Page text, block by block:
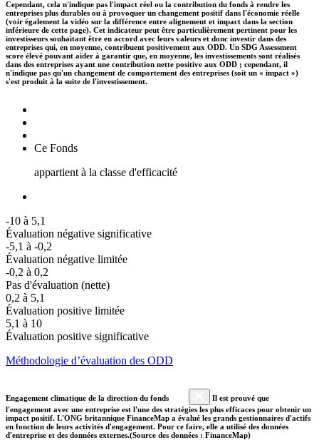
Cependant, cela n'indique pas l'impact réel ou la contribution du fonds à rendre les
entreprises plus durables ou à provoquer un changement positif dans l'économie réelle
(voir également la vidéo sur la différence entre alignement et impact dans la section
inférieure de cette page). Cet indicateur peut être particulièrement pertinent pour les
investisseurs souhaitant être en accord avec leurs valeurs et donc investir dans des
entreprises qui, en moyenne, contribuent positivement aux ODD. Un SDG Assessment
score élevé pouvant aider à garantir que, en moyenne, les investissements sont réalisés
dans des entreprises ayant une contribution nette positive aux ODD ; cependant, il
n'indique pas qu'un changement de comportement des entreprises (soit un « impact »)
s'est produit à la suite de l'investissement.
Ce Fonds
appartient à la classe d'efficacité
-10 à 5,1
Évaluation négative significative
-5,1 à -0,2
Évaluation négative limitée
-0,2 à 0,2
Pas d'évaluation (nette)
0,2 à 5,1
Évaluation positive limitée
5,1 à 10
Évaluation positive significative
Méthodologie d’évaluation des ODD
Engagement climatique de la direction du fonds
Il est prouvé que
l'engagement avec une entreprise est l'une des stratégies les plus efficaces pour obtenir un
impact positif. L'ONG britannique FinanceMap a évalué les grands gestionnaires d'actifs
en fonction de leurs activités d'engagement. Pour ce faire, elle a utilisé des données
d'entreprise et des données externes.(Source des données : FinanceMap)